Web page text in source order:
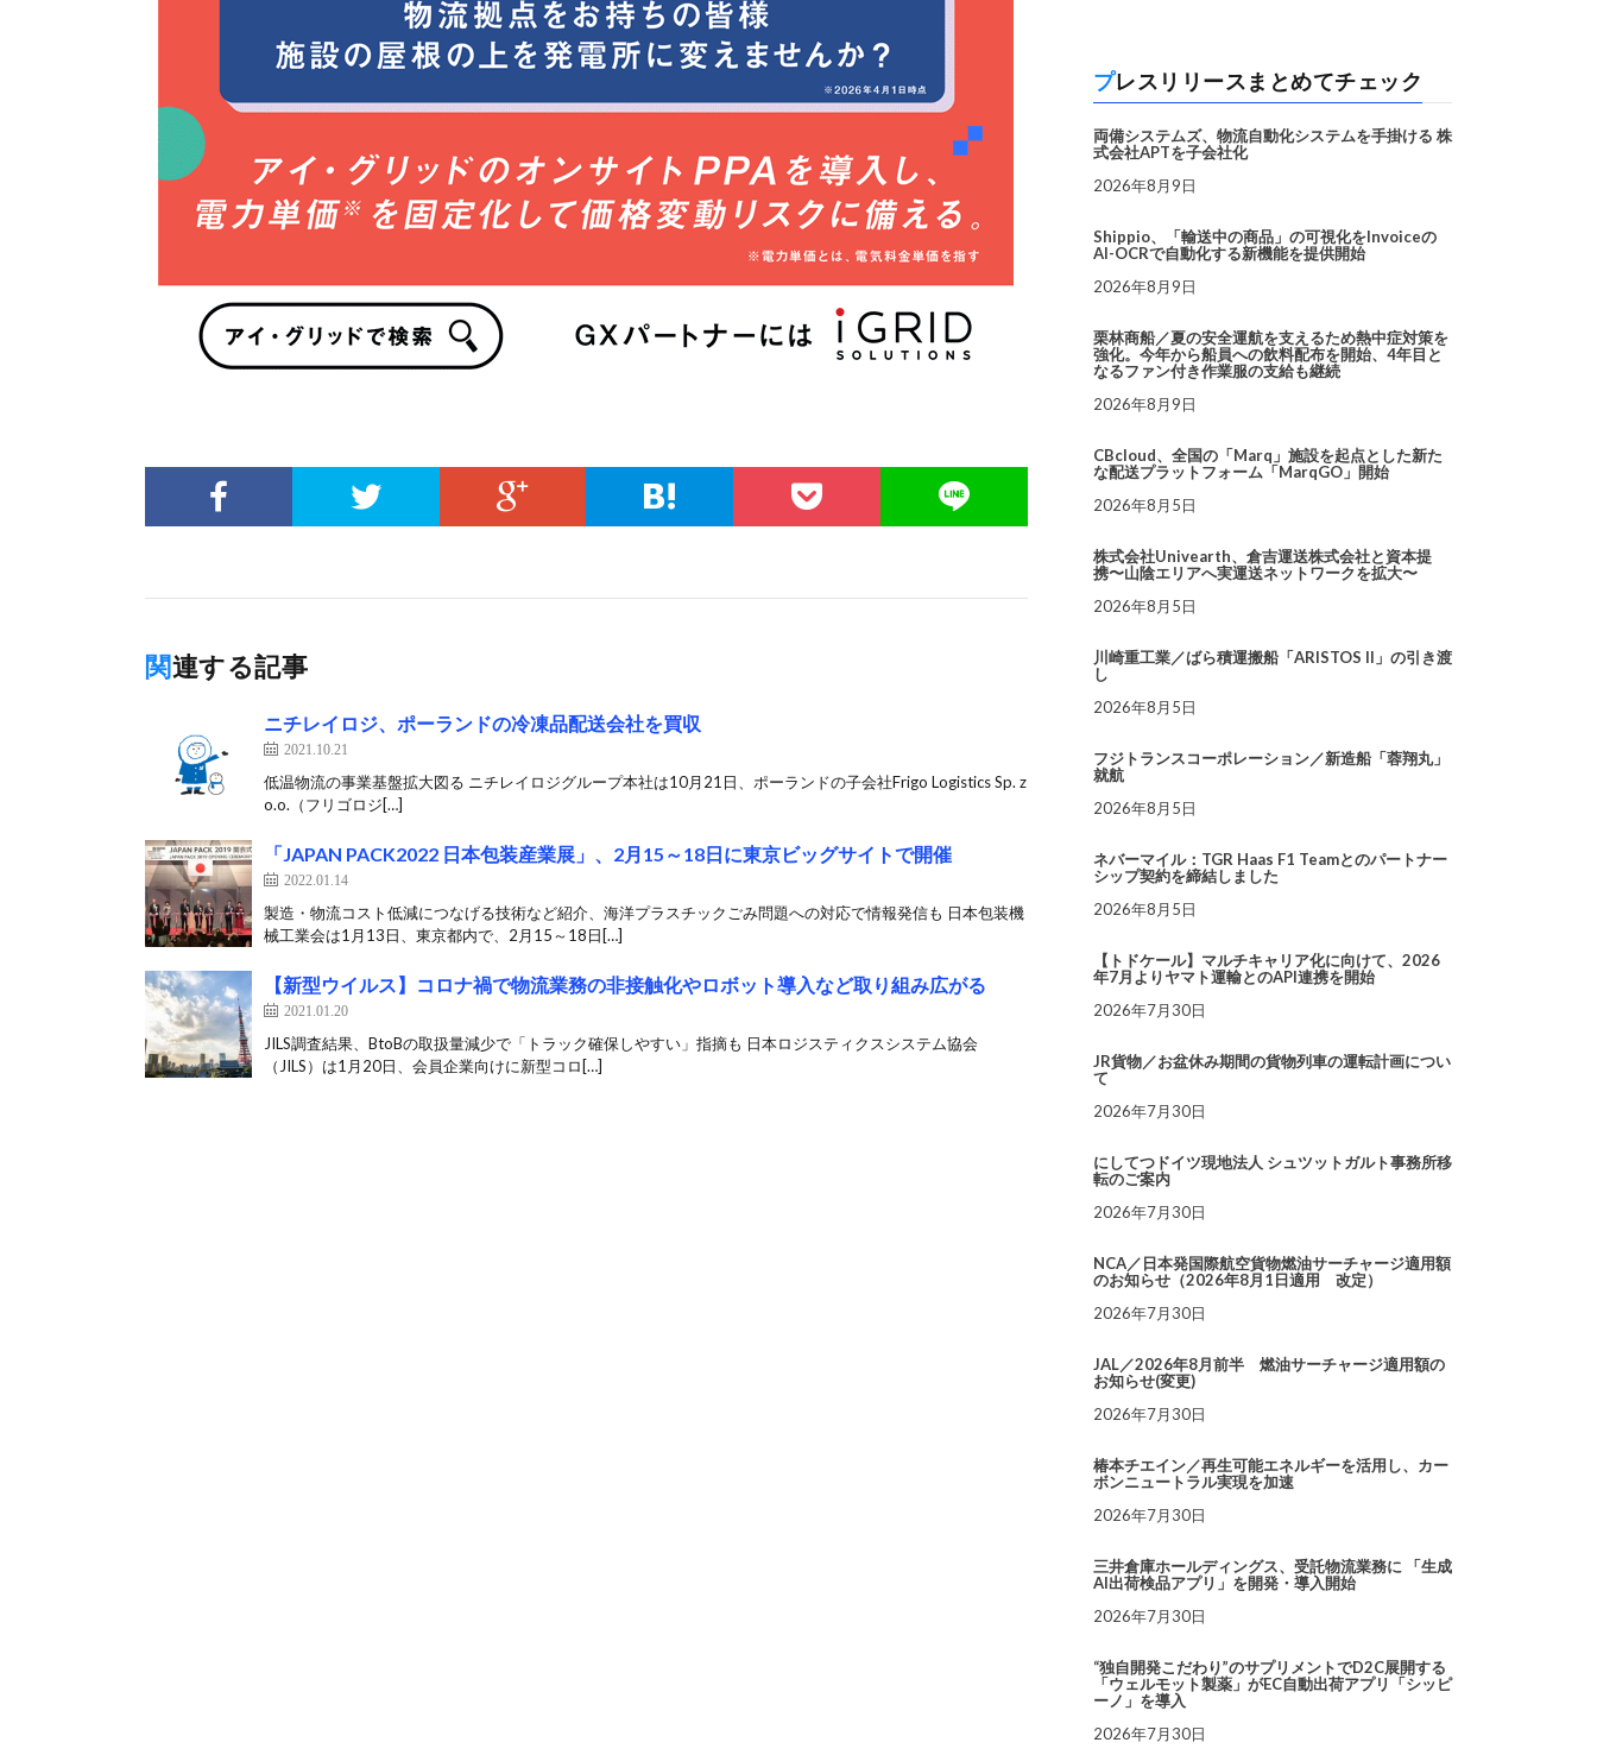
関連する記事
ニチレイロジ、ポーランドの冷凍品配送会社を買収
2021.10.21
低温物流の事業基盤拡大図る ニチレイロジグループ本社は10月21日、ポーランドの子会社Frigo Logistics Sp. z
o.o.（フリゴロジ[…]
「JAPAN PACK2022 日本包装産業展」、2月15～18日に東京ビッグサイトで開催
2022.01.14
製造・物流コスト低減につなげる技術など紹介、海洋プラスチックごみ問題への対応で情報発信も 日本包装機
械工業会は1月13日、東京都内で、2月15～18日[…]
【新型ウイルス】コロナ禍で物流業務の非接触化やロボット導入など取り組み広がる
2021.01.20
JILS調査結果、BtoBの取扱量減少で「トラック確保しやすい」指摘も 日本ロジスティクスシステム協会
（JILS）は1月20日、会員企業向けに新型コロ[…]
プレスリリースまとめてチェック
両備システムズ、物流自動化システムを手掛ける 株
式会社APTを子会社化
2026年8月9日
Shippio、「輸送中の商品」の可視化をInvoiceの
AI-OCRで自動化する新機能を提供開始
2026年8月9日
栗林商船／夏の安全運航を支えるため熱中症対策を
強化。今年から船員への飲料配布を開始、4年目と
なるファン付き作業服の支給も継続
2026年8月9日
CBcloud、全国の「Marq」施設を起点とした新た
な配送プラットフォーム「MarqGO」開始
2026年8月5日
株式会社Univearth、倉吉運送株式会社と資本提
携〜山陰エリアへ実運送ネットワークを拡大〜
2026年8月5日
川崎重工業／ばら積運搬船「ARISTOS II」の引き渡
し
2026年8月5日
フジトランスコーポレーション／新造船「蓉翔丸」
就航
2026年8月5日
ネバーマイル：TGR Haas F1 Teamとのパートナー
シップ契約を締結しました
2026年8月5日
【トドケール】マルチキャリア化に向けて、2026
年7月よりヤマト運輸とのAPI連携を開始
2026年7月30日
JR貨物／お盆休み期間の貨物列車の運転計画につい
て
2026年7月30日
にしてつドイツ現地法人 シュツットガルト事務所移
転のご案内
2026年7月30日
NCA／日本発国際航空貨物燃油サーチャージ適用額
のお知らせ（2026年8月1日適用 改定）
2026年7月30日
JAL／2026年8月前半 燃油サーチャージ適用額の
お知らせ(変更)
2026年7月30日
椿本チエイン／再生可能エネルギーを活用し、カー
ボンニュートラル実現を加速
2026年7月30日
三井倉庫ホールディングス、受託物流業務に 「生成
AI出荷検品アプリ」を開発・導入開始
2026年7月30日
“独自開発こだわり”のサプリメントでD2C展開する
「ウェルモット製薬」がEC自動出荷アプリ「シッピ
ーノ」を導入
2026年7月30日